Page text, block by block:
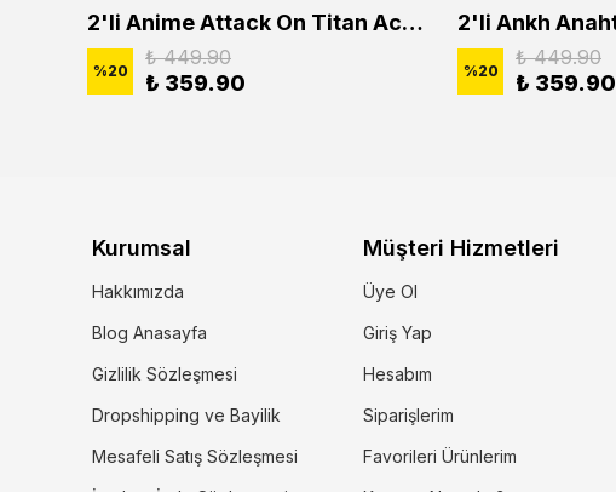
2'li Anime Attack On Titan Acrylic Maria Anime Naruto Erkek Kadın Kolye Seti
%20
₺ 449.90
₺ 359.90 %20
₺ 449.90
₺ 359.90
Kurumsal
Hakkımızda
Blog Anasayfa
Gizlilik Sözleşmesi
Dropshipping ve Bayilik
Mesafeli Satış Sözleşmesi
Müşteri Hizmetleri
Üye Ol
Giriş Yap
Hesabım
Siparişlerim
Favorileri Ürünlerim